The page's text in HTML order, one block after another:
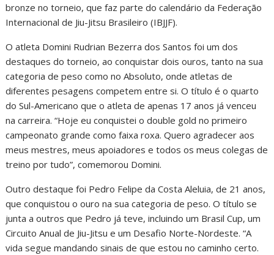
bronze no torneio, que faz parte do calendário da Federação
Internacional de Jiu-Jitsu Brasileiro (IBJJF).
O atleta Domini Rudrian Bezerra dos Santos foi um dos
destaques do torneio, ao conquistar dois ouros, tanto na sua
categoria de peso como no Absoluto, onde atletas de
diferentes pesagens competem entre si. O título é o quarto
do Sul-Americano que o atleta de apenas 17 anos já venceu
na carreira. “Hoje eu conquistei o double gold no primeiro
campeonato grande como faixa roxa. Quero agradecer aos
meus mestres, meus apoiadores e todos os meus colegas de
treino por tudo”, comemorou Domini.
Outro destaque foi Pedro Felipe da Costa Aleluia, de 21 anos,
que conquistou o ouro na sua categoria de peso. O título se
junta a outros que Pedro já teve, incluindo um Brasil Cup, um
Circuito Anual de Jiu-Jitsu e um Desafio Norte-Nordeste. “A
vida segue mandando sinais de que estou no caminho certo.